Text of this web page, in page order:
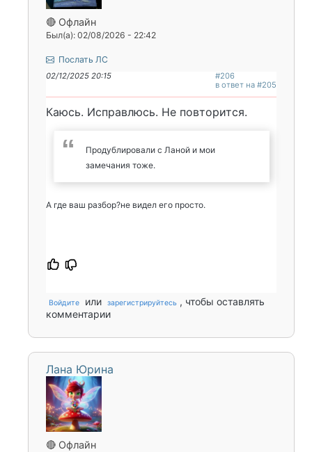
🔴 Офлайн
Был(а): 02/08/2026 - 22:42
Послать ЛС
02/12/2025 20:15
#206
в ответ на #205
Каюсь. Исправлюсь. Не повторится.
Продублировали с Ланой и мои
замечания тоже.
А где ваш разбор?не видел его просто.
Войдите или зарегистрируйтесь , чтобы оставлять
комментарии
Лана Юрина
🔴 Офлайн